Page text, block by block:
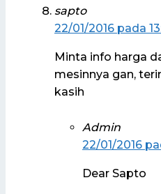
sapto
22/01/2016 pada
Minta info harga
mesinnya gan,
kasih
Admin
22/01/2016
Dear Sapto